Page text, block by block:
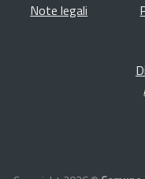
Note legali